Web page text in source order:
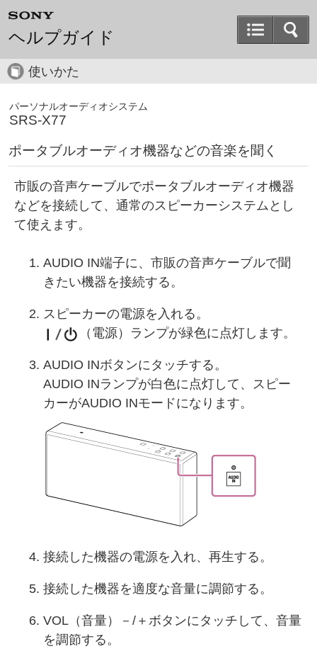
ヘルプガイド
使いかた
パーソナルオーディオシステム
SRS-X77
ポータブルオーディオ機器などの音楽を聞く
市販の音声ケーブルでポータブルオーディオ機器
などを接続して、通常のスピーカーシステムとし
て使えます。
AUDIO IN端子に、市販の音声ケーブルで聞
きたい機器を接続する。
スピーカーの電源を入れる。
（電源）ランプが緑色に点灯します。
AUDIO INボタンにタッチする。
AUDIO INランプが白色に点灯して、スピー
カーがAUDIO INモードになります。
接続した機器の電源を入れ、再生する。
接続した機器を適度な音量に調節する。
VOL（音量）－/＋ボタンにタッチして、音量
を調節する。